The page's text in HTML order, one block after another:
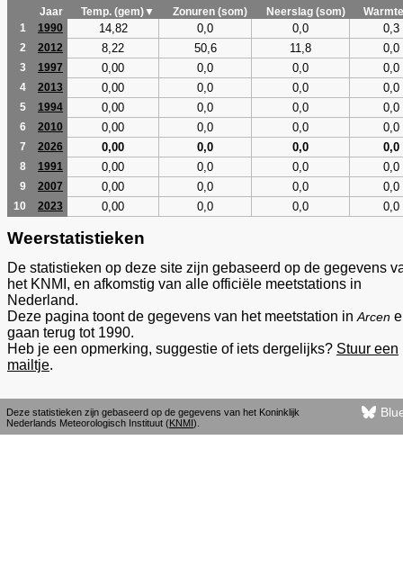
Jaar
Temp. (gem)▼ Zonuren (som) Neerslag (som)
1
1990 14,82 0,0 0,0 0,3
2 2012 8,22 50,6 11,8 0,0
3 1997 0,00 0,0 0,0 0,0
4 2013 0,00 0,0 0,0 0,0
5 1994 0,00 0,0 0,0 0,0
6 2010 0,00 0,0 0,0 0,0
7 2026 0,00 0,0 0,0 0,0
8 1991 0,00 0,0 0,0 0,0
9 2007 0,00 0,0 0,0 0,0
10 2023 0,00 0,0 0,0 0,0
Weerstatistieken
De statistieken op deze site zijn gebaseerd op de gegevens
het KNMI, en afkomstig van alle officiële meetstations in
Nederland.
Deze pagina toont de gegevens van het meetstation in Arcen
gaan terug tot 1990.
Heb je een opmerking, suggestie of iets dergelijks? Stuur een
mailtje.
Deze statistieken zijn gebaseerd op de gegevens van het Koninklijk
Nederlands Meteorologisch Instituut (KNMI).